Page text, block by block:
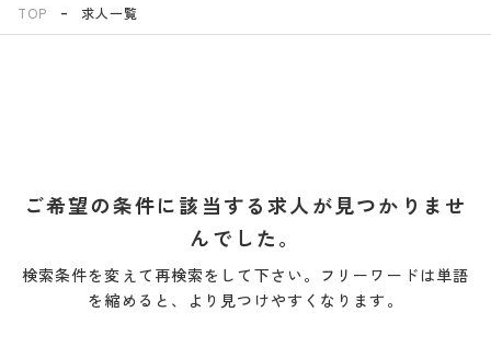
TOP 求人一覧
ご希望の条件に該当する求人が見つかりませ
んでした。
検索条件を変えて再検索をして下さい。フリーワードは単語
を縮めると、より見つけやすくなります。